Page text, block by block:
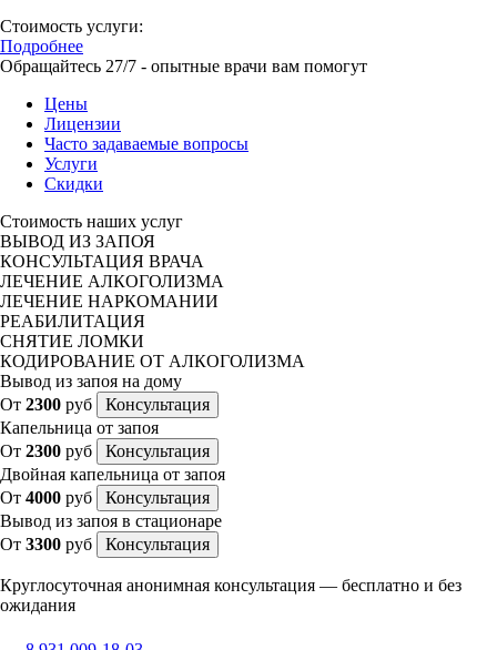
Стоимость услуги:
Подробнее
Обращайтесь 27/7 - опытные врачи вам помогут
Цены
Лицензии
Часто задаваемые вопросы
Услуги
Скидки
Стоимость наших услуг
ВЫВОД ИЗ ЗАПОЯ
КОНСУЛЬТАЦИЯ ВРАЧА
ЛЕЧЕНИЕ АЛКОГОЛИЗМА
ЛЕЧЕНИЕ НАРКОМАНИИ
РЕАБИЛИТАЦИЯ
СНЯТИЕ ЛОМКИ
КОДИРОВАНИЕ ОТ АЛКОГОЛИЗМА
Вывод из запоя на дому
От 2300 руб
Консультация
Капельница от запоя
От 2300 руб
Консультация
Двойная капельница от запоя
От 4000 руб
Консультация
Вывод из запоя в стационаре
От 3300 руб Консультация
Круглосуточная анонимная консультация — бесплатно и без
ожидания